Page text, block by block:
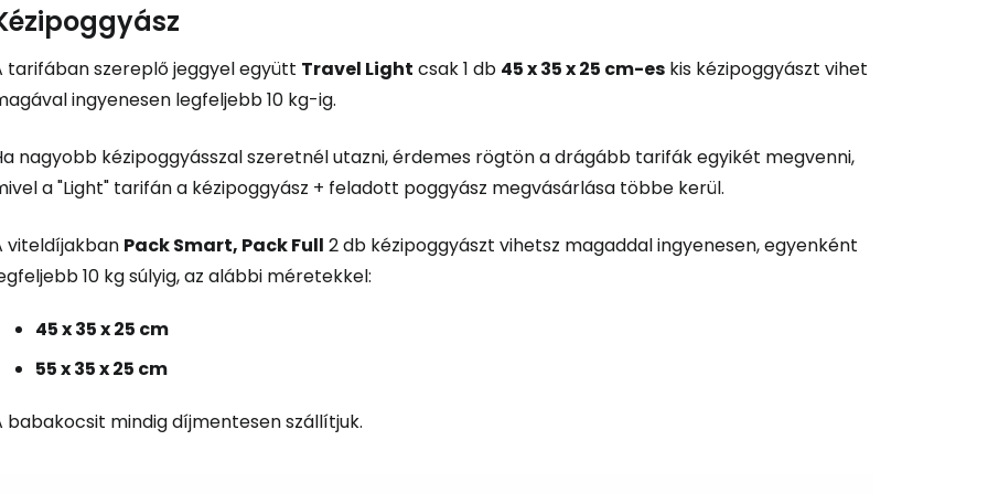
tarifában szereplő jeggyel együtt Travel Light csak 1 db 45 x 35 x 25 cm-es kis kézipoggyászt vihet
ingyenesen legfeljebb 10 kg-ig.
nagyobb kézipoggyásszal szeretnél utazni, érdemes rögtön a drágább tarifák egyikét megvenni,
a "Light" tarifán a kézipoggyász + feladott poggyász megvásárlása többe kerül.
viteldíjakban Pack Smart, Pack Full 2 db kézipoggyászt vihetsz magaddal ingyenesen, egyenként
10 kg súlyig, az alábbi méretekkel:
45 x 35 x 25 cm
55 x 35 x 25 cm
babakocsit mindig díjmentesen szállítjuk.